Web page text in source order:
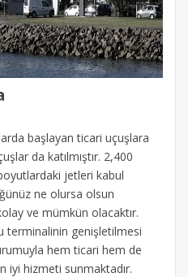
başlayan ticari uçuşlara
da katılmıştır. 2,400
jetleri kabul
ne olursa olsun
ve mümkün olacaktır.
terminalinin genişletilmesi
hem ticari hem de
iyi hizmeti sunmaktadır.